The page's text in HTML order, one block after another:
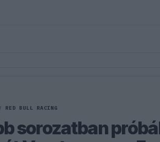
/ RED BULL RACING
sorozatban